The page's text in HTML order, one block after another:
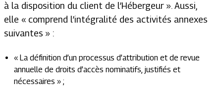
à la disposition du client de l’Hébergeur ».Aussi,
elle « comprend l’intégralité des activités annexes
suivantes » :
« La définition d’un processus d’attribution et de revue
annuelle de droits d’accès nominatifs, justifiés et
nécessaires » ;